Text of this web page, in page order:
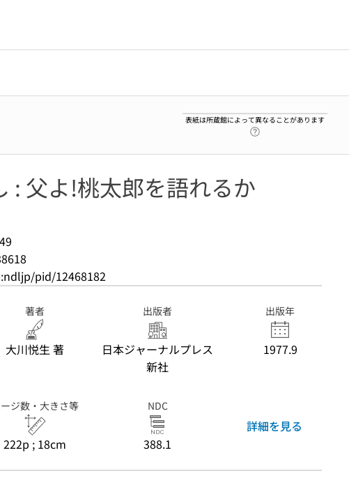
表紙は所蔵館によって異なることがあります
: 父よ!桃太郎を語れるか
pid/12468182
著者
大川悦生 著
出版者
日本ジャーナルプレス
新社
出版年
1977.9
ジ数・大きさ等
222p ; 18cm
NDC
388.1
詳細を見る